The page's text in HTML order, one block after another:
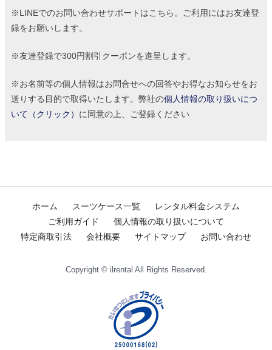
※LINEでのお問い合わせサポートはこちら。ご利用にはお友達登
録をお願いします。
※友達登録で300円割引クーポンを進呈します。
※お名前等の個人情報はお問合せへの回答やお得なお知らせをお
送りする目的で取得いたします。弊社の個人情報の取り扱いにつ
いて（クリック） に同意の上、ご登録ください
ホーム スーツケース一覧
レンタル料金システム
ご利用ガイド
個人情報の取り扱いについて
特定商取引法
会社概要 サイトマップ お問い合わせ
Copyright © ilrental All Rights Reserved.